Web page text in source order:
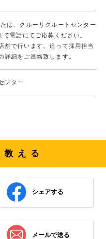
は、クルーリクルートセンター
電話にてご応募ください。
舗で行います。追って採用担当
詳細をご連絡致します。
ンター
える
シェアする
メールで送る